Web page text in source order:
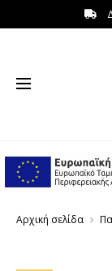
Αρχική σελίδα